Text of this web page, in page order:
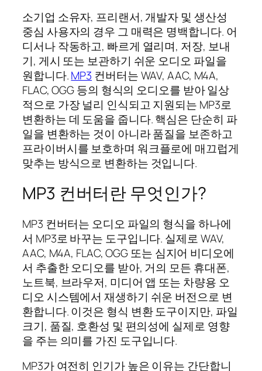
소기업 소유자, 프리랜서, 개발자 및 생산성
중심 사용자의 경우 그 매력은 명백합니다. 어
디서나 작동하고, 빠르게 열리며, 저장, 보내
기, 게시 또는 보관하기 쉬운 오디오 파일을
원합니다.MP3 컨버터는 WAV, AAC, M4A,
FLAC, OGG 등의 형식의 오디오를 받아 일상
적으로 가장 널리 인식되고 지원되는 MP3로
변환하는 데 도움을 줍니다. 핵심은 단순히 파
일을 변환하는 것이 아니라 품질을 보존하고
프라이버시를 보호하며 워크플로에 매끄럽게
맞추는 방식으로 변환하는 것입니다.
MP3 컨버터란 무엇인가?
MP3 컨버터는 오디오 파일의 형식을 하나에
서 MP3로 바꾸는 도구입니다. 실제로 WAV,
AAC, M4A, FLAC, OGG 또는 심지어 비디오에
서 추출한 오디오를 받아, 거의 모든 휴대폰,
노트북, 브라우저, 미디어 앱 또는 차량용 오
디오 시스템에서 재생하기 쉬운 버전으로 변
환합니다. 이것은 형식 변환 도구이지만, 파일
크기, 품질, 호환성 및 편의성에 실제로 영향
을 주는 의미를 가진 도구입니다.
MP3가 여전히 인기가 높은 이유는 간단합니